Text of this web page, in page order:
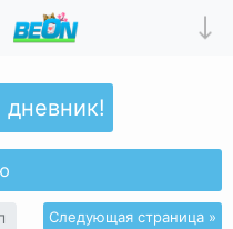
Следующая страница »